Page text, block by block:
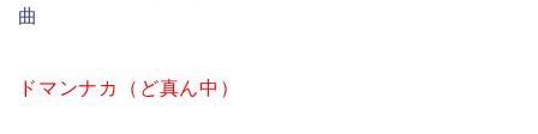
曲
ドマンナカ（ど真ん中）